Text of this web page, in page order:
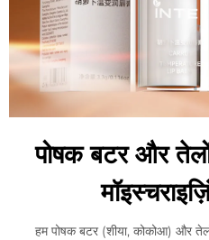
पोषक बटर और
हम पोषक बटर (शीया, कोकोआ) और